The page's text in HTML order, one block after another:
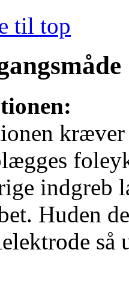
til top
kræver
indgreb
Huden